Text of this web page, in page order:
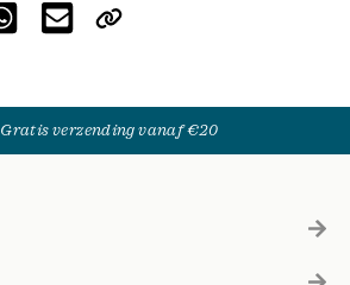
Gratis verzending vanaf €20